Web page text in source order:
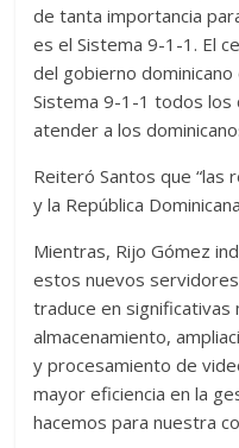
de tanta importancia
es el Sistema 9-1-1. El
del gobierno
Sistema 9-1-1 todos los
atender a los
Reiteró Santos que “las
y la República
Mientras, Rijo Gómez
estos nuevos
traduce en significativas
almacenamiento,
y procesamiento de
mayor eficiencia en la
hacemos para nuestra